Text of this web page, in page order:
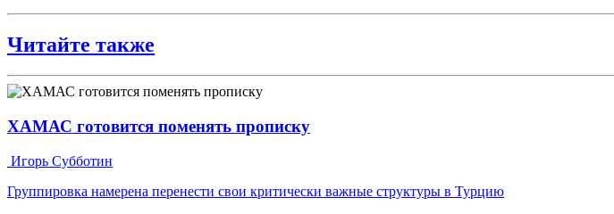
Читайте также
ХАМАС готовится поменять прописку
Игорь Субботин
Группировка намерена перенести свои критически важные структуры в Турцию